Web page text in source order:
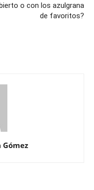
o con los azulgrana
de favoritos?
Gómez